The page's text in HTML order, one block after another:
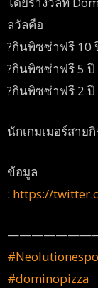
ลวัลคือ
?กินพิซซ่าฟรี 10
?กินพิซซ่าฟรี 5 ปี
?กินพิซซ่าฟรี 2 ปี
นักเกมเมอร์สาย
ข้อมูล
: https://
#
#dominopizza